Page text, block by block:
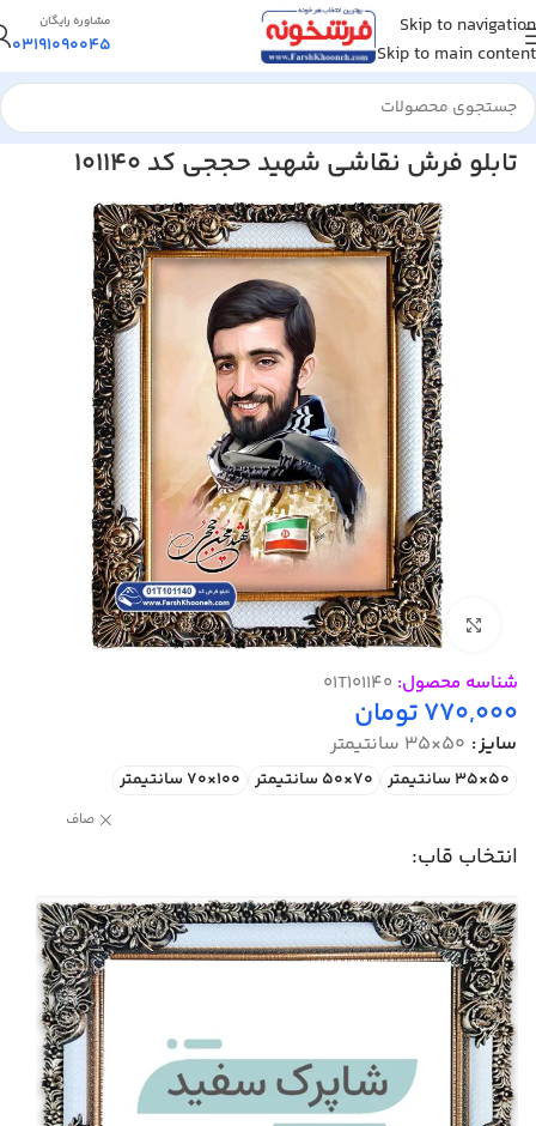
Skip to navigation
Skip to main content
مشاوره رایگان
03191090045
خانه/تابلو فرش/تابلو فرش مذهبی
تابلو فرش نقاشی شهید حججی کد 101140
بزرگنمایی تصویر
شناسه محصول: 01T101140
770,000تومان
سایز 50×35 سانتیمتر
50×35 سانتیمتر 70×50 سانتیمتر 100×70 سانتیمتر
صاف
انتخاب قاب: